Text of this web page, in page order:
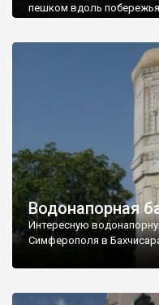
пешком вдоль
Водонапорная
Интересную
Симферополя в